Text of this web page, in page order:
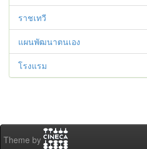
ราชเทวี
แผนพัฒนาตนเอง
โรงแรม
Theme by